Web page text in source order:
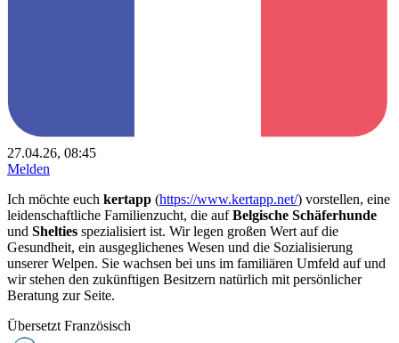
27.04.26, 08:45
Melden
Ich möchte euch kertapp (https://www.kertapp.net/) vorstellen, eine
leidenschaftliche Familienzucht, die aufBelgische Schäferhunde
und Shelties spezialisiert ist. Wir legen großen Wert auf die
Gesundheit, ein ausgeglichenes Wesen und die Sozialisierung
unserer Welpen. Sie wachsen bei uns im familiären Umfeld auf und
wir stehen den zukünftigen Besitzern natürlich mit persönlicher
Beratung zur Seite.
Übersetzt Französisch